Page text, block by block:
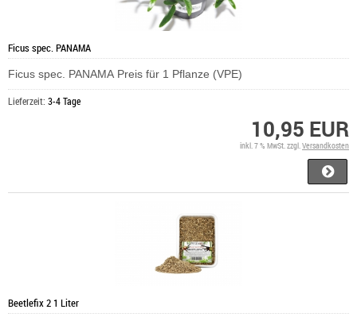
Ficus spec. PANAMA
Ficus spec. PANAMA Preis für 1 Pflanze (VPE)
Lieferzeit: 3-4 Tage
10,95 EUR
inkl. 7 % MwSt. zzgl.Versandkosten
Beetlefix 2 1 Liter